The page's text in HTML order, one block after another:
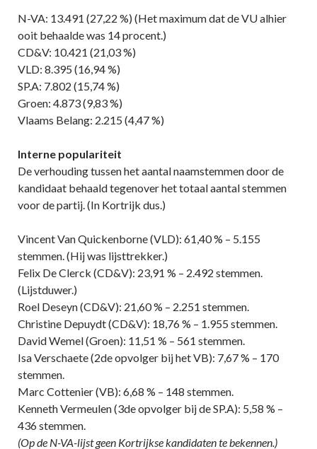
N-VA: 13.491 (27,22 %) (Het maximum dat de VU alhier
ooit behaalde was 14 procent.)
CD&V: 10.421 (21,03 %)
VLD: 8.395 (16,94 %)
SP.A: 7.802 (15,74 %)
Groen: 4.873 (9,83 %)
Vlaams Belang: 2.215 (4,47 %)
Interne populariteit
De verhouding tussen het aantal naamstemmen door de
kandidaat behaald tegenover het totaal aantal stemmen
voor de partij. (In Kortrijk dus.)
Vincent Van Quickenborne (VLD): 61,40 % – 5.155
stemmen. (Hij was lijsttrekker.)
Felix De Clerck (CD&V): 23,91 % – 2.492 stemmen.
(Lijstduwer.)
Roel Deseyn (CD&V): 21,60 % – 2.251 stemmen.
Christine Depuydt (CD&V): 18,76 % – 1.955 stemmen.
David Wemel (Groen): 11,51 % – 561 stemmen.
Isa Verschaete (2de opvolger bij het VB): 7,67 % – 170
stemmen.
Marc Cottenier (VB): 6,68 % – 148 stemmen.
Kenneth Vermeulen (3de opvolger bij de SP.A): 5,58 % –
436 stemmen.
(Op de N-VA-lijst geen Kortrijkse kandidaten te bekennen.)